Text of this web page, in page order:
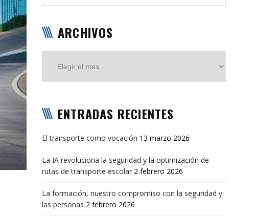
ARCHIVOS
ENTRADAS RECIENTES
El transporte como vocación 13 marzo 2026
La IA revoluciona la seguridad y la optimización de
rutas de transporte escolar 2 febrero 2026
La formación, nuestro compromiso con la seguridad y
las personas 2 febrero 2026